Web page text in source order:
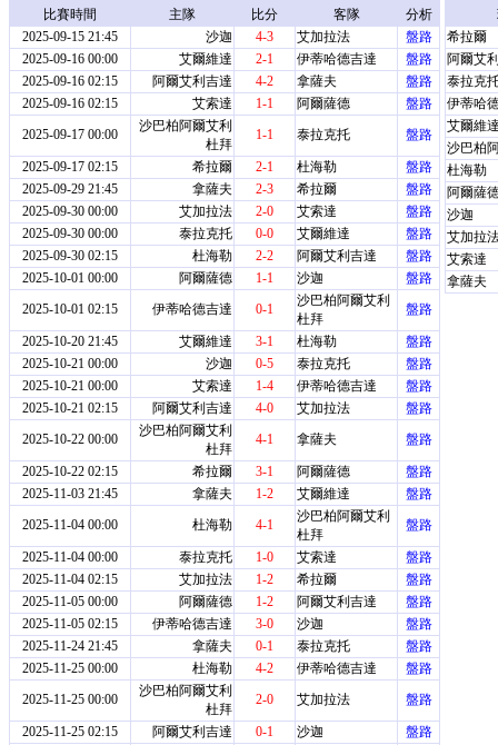
比賽時間
主隊 比分 客隊
分析
2025-09-15 21:45
沙迦 4-3 艾加拉法
盤路
2025-09-16 00:00
艾爾維達 2-1 伊蒂哈德吉達
盤路
2025-09-16 02:15
阿爾艾利吉達 4-2 拿薩夫
盤路
2025-09-16 02:15
艾索達 1-1 阿爾薩德
盤路
2025-09-17 00:00
沙巴柏阿爾艾利
杜拜
1-1 泰拉克托 盤路
2025-09-17 02:15 希拉爾 2-1 杜海勒
盤路
2025-09-29 21:45
拿薩夫 2-3 希拉爾
盤路
2025-09-30 00:00
艾加拉法 2-0 艾索達
盤路
2025-09-30 00:00
泰拉克托 0-0 艾爾維達
盤路
2025-09-30 02:15
杜海勒 2-2 阿爾艾利吉達
盤路
2025-10-01 00:00
阿爾薩德 1-1 沙迦
盤路
2025-10-01 02:15
伊蒂哈德吉達 0-1
沙巴柏阿爾艾利
杜拜
盤路
2025-10-20 21:45 艾爾維達 3-1 杜海勒
盤路
2025-10-21 00:00
沙迦 0-5 泰拉克托
盤路
2025-10-21 00:00
艾索達 1-4 伊蒂哈德吉達
盤路
2025-10-21 02:15
阿爾艾利吉達 4-0 艾加拉法
盤路
2025-10-22 00:00
沙巴柏阿爾艾利
杜拜
4-1 拿薩夫 盤路
2025-10-22 02:15 希拉爾 3-1 阿爾薩德
盤路
2025-11-03 21:45
拿薩夫 1-2 艾爾維達
盤路
2025-11-04 00:00
杜海勒 4-1
沙巴柏阿爾艾利
杜拜
盤路
2025-11-04 00:00 泰拉克托 1-0 艾索達
盤路
2025-11-04 02:15
艾加拉法 1-2 希拉爾
盤路
2025-11-05 00:00
阿爾薩德 1-2 阿爾艾利吉達
盤路
2025-11-05 02:15
伊蒂哈德吉達 3-0 沙迦
盤路
2025-11-24 21:45
拿薩夫 0-1 泰拉克托
盤路
2025-11-25 00:00
杜海勒 4-2 伊蒂哈德吉達
盤路
2025-11-25 00:00
沙巴柏阿爾艾利
杜拜
2-0 艾加拉法 盤路
2025-11-25 02:15 阿爾艾利吉達 0-1 沙迦
盤路
希拉爾
阿爾艾
泰拉克
伊蒂哈
艾爾維
沙巴柏
杜海勒
阿爾薩
沙迦
艾加拉
艾索達
拿薩夫